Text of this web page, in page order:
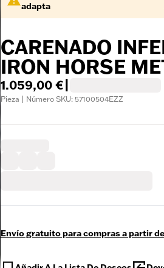
adapta
CARENADO
IRON HORSE
1.059,00 €
Pieza | Número SKU: 57100504EZZ
Envío gratuito para compras a partir